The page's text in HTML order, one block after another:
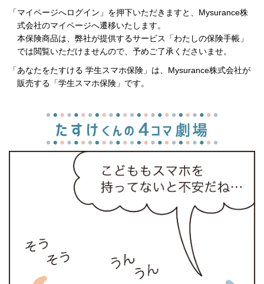
「マイページへログイン」を押下いただきますと、Mysurance株
式会社のマイページへ遷移いたします。
本保険商品は、弊社が提供するサービス「わたしの保険手帳」
では閲覧いただけませんので、予めご了承くださいませ。
「あなたをたすける 学生スマホ保険」は、Mysurance株式会社が
販売する「学生スマホ保険」です。